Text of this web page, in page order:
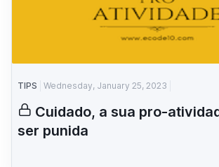
TIPS Wednesday, January 25, 2023
Cuidado, a sua pro-
ser punida